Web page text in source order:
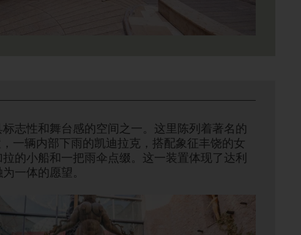
志性和舞台感的空间之一。这里陈列着著名的
，一辆内部下雨的凯迪拉克，搭配象征丰饶的女
的小船和一把雨伞点缀。这一装置体现了达利
一体的愿望。